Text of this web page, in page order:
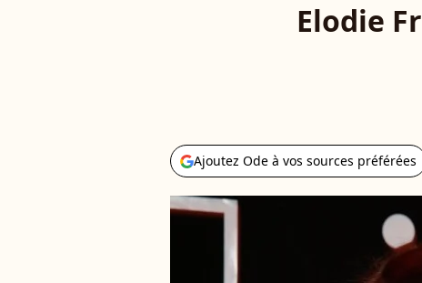
Elodie
Ajoutez Ode à vos sources préférées